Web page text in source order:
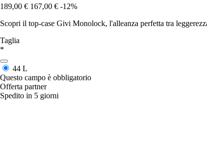
189,00 € 167,00 € -12%
Scopri il top-case Givi Monolock, l'alleanza perfetta tra
Taglia
*
44 L
Questo campo è obbligatorio
Offerta partner
Spedito in 5 giorni